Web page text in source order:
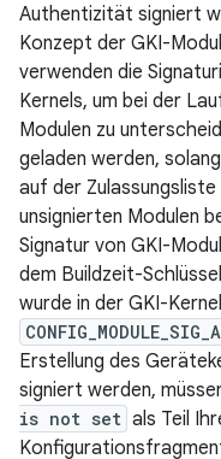
Authentizität signiert
Konzept der GKI-
verwenden die
Kernels, um bei der
Modulen zu
geladen werden,
auf der
unsignierten Modulen
Signatur von GKI-
dem Buildzeit-
wurde in der GKI-
Erstellung des
signiert werden,
is not set als Teil